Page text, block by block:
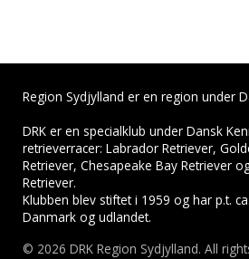
Region Sydjylland er en region under
DRK er en specialklub under Dansk
retrieverracer: Labrador Retriever,
Retriever, Chesapeake Bay Retriever
Retriever.
Klubben blev stiftet i 1959 og har p.t.
Danmark og udlandet.
© 2026 DRK Region Sydjylland. All